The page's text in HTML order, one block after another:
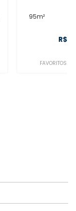
95m²
R$
FAVORITOS